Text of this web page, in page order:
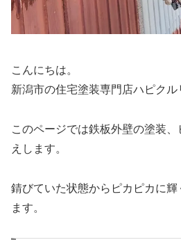
こんにちは。
新潟市の住宅塗装専門店ハピクル
このページでは鉄板外壁の塗装
えします。
錆びていた状態からピカピカに
ます。